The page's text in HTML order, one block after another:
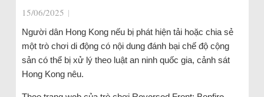
15/06/2025 |
Người dân Hong Kong nếu bị phát hiện tải hoặc chia sẻ
một trò chơi di động có nội dung đánh bại chế độ cộng
sản có thể bị xử lý theo luật an ninh quốc gia, cảnh sát
Hong Kong nêu.